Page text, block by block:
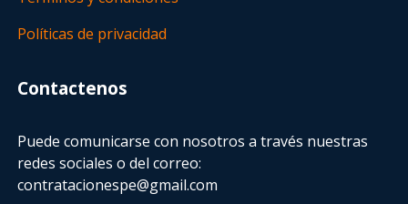
Políticas de privacidad
Contactenos
Puede comunicarse con nosotros a través nuestras
redes sociales o del correo:
contratacionespe@gmail.com